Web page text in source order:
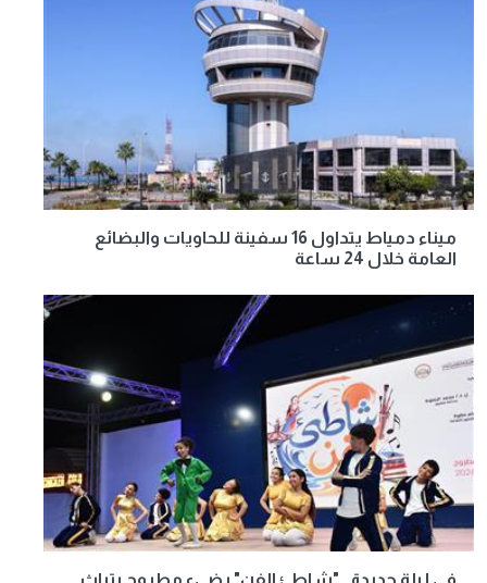
ميناء دمياط يتداول 16 سفينة للحاويات والبضائع
العامة خلال 24 ساعة
في ليلة جديدة.. "شاطئ الفن" يضيء مطروح بتراث